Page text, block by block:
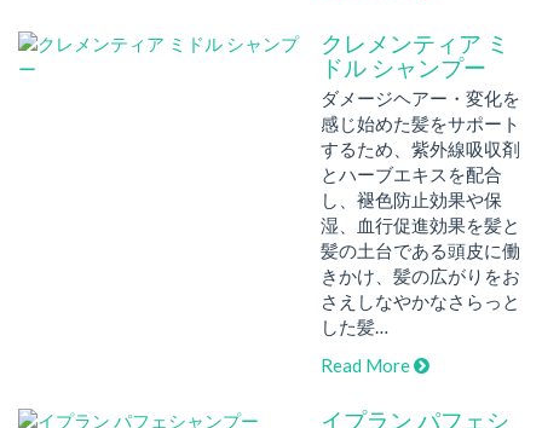
クレメンティア ミ
ドル シャンプー
ダメージヘアー・変化を
感じ始めた髪をサポート
するため、紫外線吸収剤
とハーブエキスを配合
し、褪色防止効果や保
湿、血行促進効果を髪と
髪の土台である頭皮に働
きかけ、髪の広がりをお
さえしなやかなさらっと
した髪…
Read More
イプラン パフェシ